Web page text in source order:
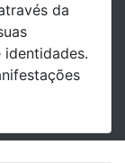
da
identidades.